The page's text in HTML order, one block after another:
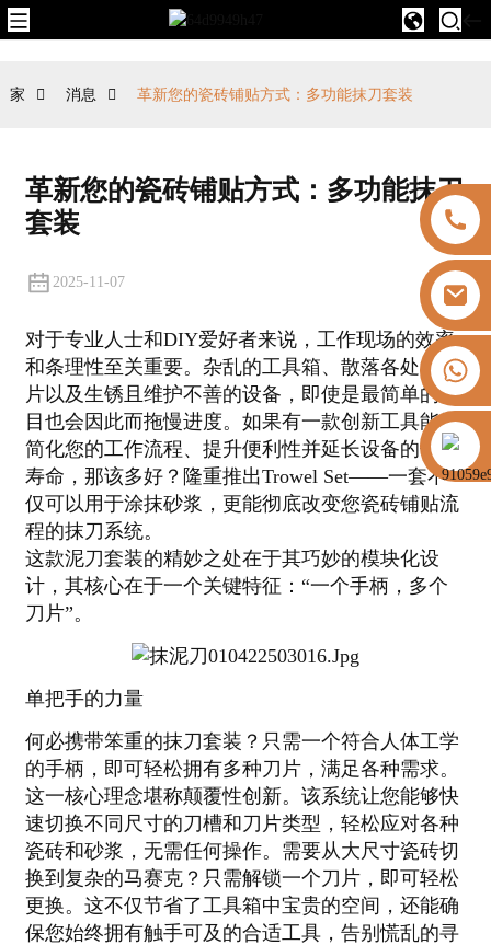
+8613325821813
https://vk.com/id855439469
家 消息 革新您的瓷砖铺贴方式：多功能抹刀套装
革新您的瓷砖铺贴方式：多功能抹刀
套装
2025-11-07
对于专业人士和DIY爱好者来说，工作现场的效率
和条理性至关重要。杂乱的工具箱、散落各处的刀
片以及生锈且维护不善的设备，即使是最简单的项
目也会因此而拖慢进度。如果有一款创新工具能够
简化您的工作流程、提升便利性并延长设备的使用
寿命，那该多好？隆重推出Trowel Set——一套不
仅可以用于涂抹砂浆，更能彻底改变您瓷砖铺贴流
程的抹刀系统。
这款泥刀套装的精妙之处在于其巧妙的模块化设
计，其核心在于一个关键特征：“一个手柄，多个
刀片”。
单把手的力量
何必携带笨重的抹刀套装？只需一个符合人体工学
的手柄，即可轻松拥有多种刀片，满足各种需求。
这一核心理念堪称颠覆性创新。该系统让您能够快
速切换不同尺寸的刀槽和刀片类型，轻松应对各种
瓷砖和砂浆，无需任何操作。需要从大尺寸瓷砖切
换到复杂的马赛克？只需解锁一个刀片，即可轻松
更换。这不仅节省了工具箱中宝贵的空间，还能确
保您始终拥有触手可及的合适工具，告别慌乱的寻